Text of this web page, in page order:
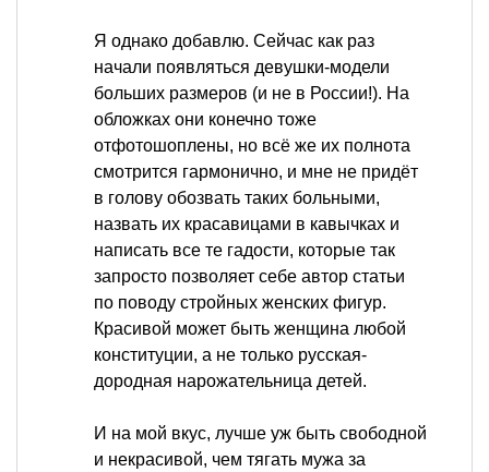
Я однако добавлю. Сейчас как раз
начали появляться девушки-модели
больших размеров (и не в России!). На
обложках они конечно тоже
отфотошоплены, но всё же их полнота
смотрится гармонично, и мне не придёт
в голову обозвать таких больными,
назвать их красавицами в кавычках и
написать все те гадости, которые так
запросто позволяет себе автор статьи
по поводу стройных женских фигур.
Красивой может быть женщина любой
конституции, а не только русская-
дородная нарожательница детей.
И на мой вкус, лучше уж быть свободной
и некрасивой, чем тягать мужа за